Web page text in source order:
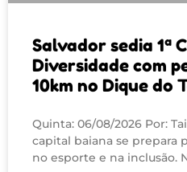
Salvador sedia 1ª
Diversidade com
10km no Dique do
Quinta: 06/08/2026 Por:
capital baiana se prepara
no esporte e na inclusão.